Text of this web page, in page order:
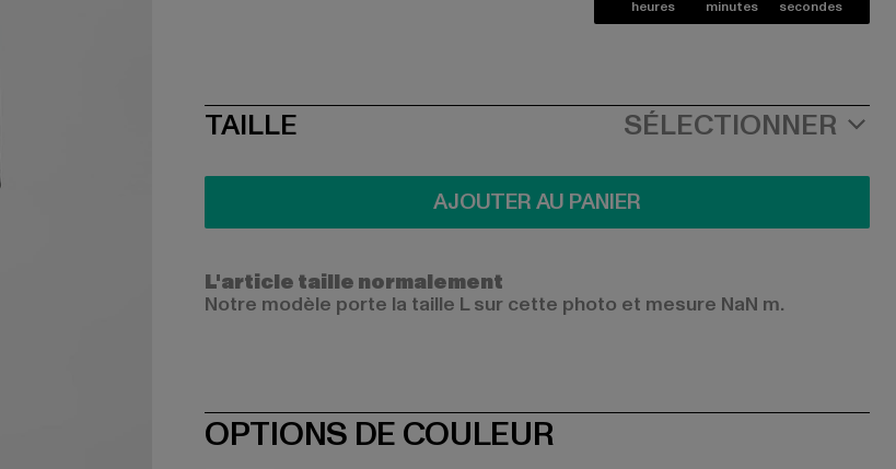
heures minutes secondes
SIZE
TAILLE SÉLECTIONNER
AJOUTER AU PANIER
L'article taille normalement
Notre modèle porte la taille L sur cette photo et mesure NaN m.
OPTIONS DE COULEUR